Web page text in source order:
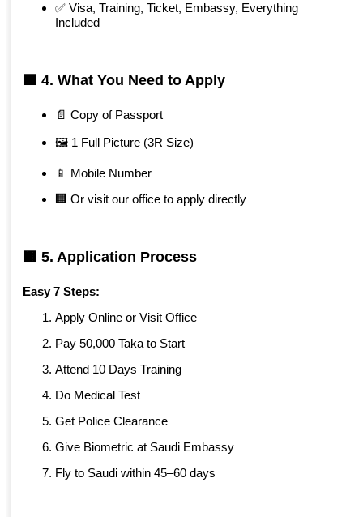
✅ Visa, Training, Ticket, Embassy, Everything
Included
🟧 4. What You Need to Apply
📄 Copy of Passport
🖼️ 1 Full Picture (3R Size)
📱 Mobile Number
🏢 Or visit our office to apply directly
🟫 5. Application Process
Easy 7 Steps:
Apply Online or Visit Office
Pay 50,000 Taka to Start
Attend 10 Days Training
Do Medical Test
Get Police Clearance
Give Biometric at Saudi Embassy
Fly to Saudi within 45–60 days